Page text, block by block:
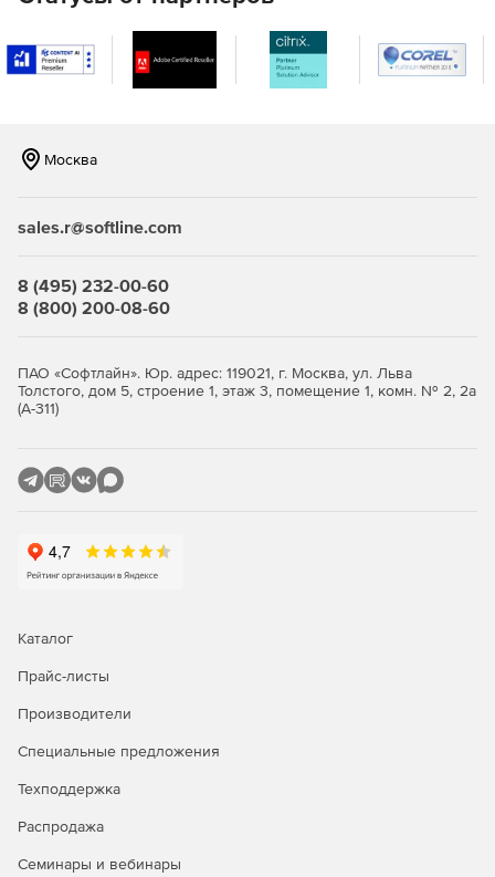
серверам, чтобы максимизировать доступность передачи
Дополнительные возможности:
Электронная почта и веб-перевод. MOVEit Ad-Hoc
обеспечения передач конфиденциальных данных.
одновременно обслуживать несколько клиентских
Высокая доступность. MOVEit Transfer имеет гибкую
требований доступности, производительности или
масштабируемости.
к широкому спектру сервисов MOVEit Transfer и
MOVEit Cloud и административным возможностям.
мобильным сотрудникам надежно и продуктивно
участвовать в рабочих процессах бизнес-процессов
Москва
sales.r@softline.com
8 (495) 232-00-60
8 (800) 200-08-60
ПАО «Софтлайн». Юр. адрес: 119021, г. Москва, ул. Льва
Толстого, дом 5, строение 1, этаж 3, помещение 1, комн. № 2, 2а
(А-311)
Каталог
Прайс-листы
Производители
Специальные предложения
Техподдержка
Распродажа
Семинары и вебинары